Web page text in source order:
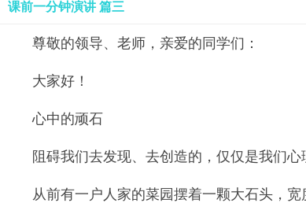
课前一分钟演讲 篇三
尊敬的领导、老师，亲爱的同学们：
大家好！
心中的顽石
阻碍我们去发现、去创造的，仅仅是我们心
从前有一户人家的菜园摆着一颗大石头，